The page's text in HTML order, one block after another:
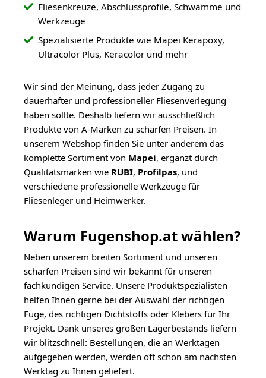
Fliesenkreuze, Abschlussprofile, Schwämme und
Werkzeuge
Spezialisierte Produkte wie Mapei Kerapoxy,
Ultracolor Plus, Keracolor und mehr
Wir sind der Meinung, dass jeder Zugang zu
dauerhafter und professioneller Fliesenverlegung
haben sollte. Deshalb liefern wir ausschließlich
Produkte von A-Marken zu scharfen Preisen. In
unserem Webshop finden Sie unter anderem das
komplette Sortiment von Mapei, ergänzt durch
Qualitätsmarken wie RUBI, Profilpas, und
verschiedene professionelle Werkzeuge für
Fliesenleger und Heimwerker.
Warum Fugenshop.at wählen?
Neben unserem breiten Sortiment und unseren
scharfen Preisen sind wir bekannt für unseren
fachkundigen Service. Unsere Produktspezialisten
helfen Ihnen gerne bei der Auswahl der richtigen
Fuge, des richtigen Dichtstoffs oder Klebers für Ihr
Projekt. Dank unseres großen Lagerbestands liefern
wir blitzschnell: Bestellungen, die an Werktagen
aufgegeben werden, werden oft schon am nächsten
Werktag zu Ihnen geliefert.